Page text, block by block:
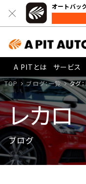
オートバッ
A PITとは
サービス
TOP ブログ：一覧 タグ
レカロ
ブログ